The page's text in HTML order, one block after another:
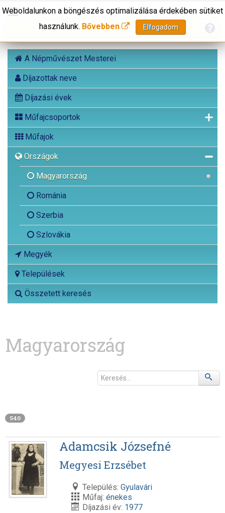
A Népművészet Mesterei
Díjazottak neve
Díjazási évek
Műfajcsoportok
Műfajok
Országok
Magyarország
Románia
Szerbia
Szlovákia
Megyék
Települések
Összetett keresés
Weboldalunkon a böngészés optimalizálása érdekében sütiket
használunk. Bővebben Elfogadom
Magyarország
540
Adamcsik Józsefné
Megyesi Erzsébet
Település: Gyulavári
Műfaj: énekes
Díjazási év: 1977